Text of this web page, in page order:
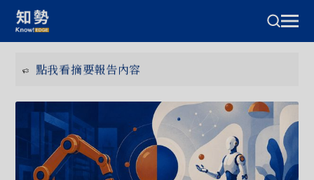
台灣產業 AI 化大調查發布：超過半數企業已使用
生成式 AI，且企業 AI 化指數差異逐步加大 ➤➤
2024 台灣 AI 新創地圖發布！